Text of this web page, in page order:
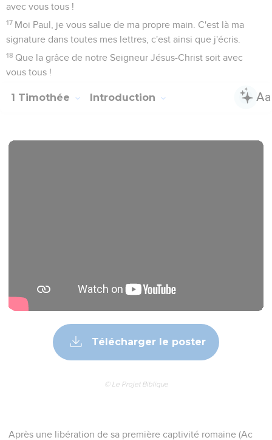
avec vous tous !
17 Moi Paul, je vous salue de ma propre main. C'est là ma
signature dans toutes mes lettres, c'est ainsi que j'écris.
18 Que la grâce de notre Seigneur Jésus-Christ soit avec
vous tous !
1 Timothée Introduction
Télécharger le poster
© Le Projet Biblique
Après une libération de sa première captivité romaine (Ac